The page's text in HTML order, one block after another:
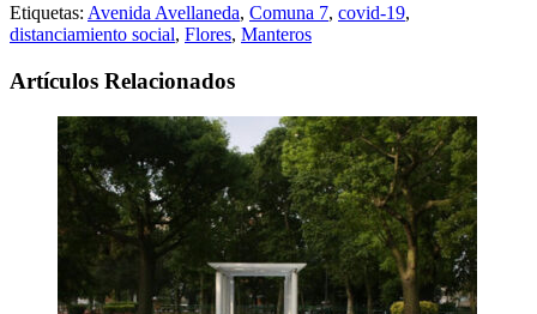
Etiquetas: Avenida Avellaneda, Comuna 7, covid-19,
distanciamiento social, Flores, Manteros
Artículos Relacionados